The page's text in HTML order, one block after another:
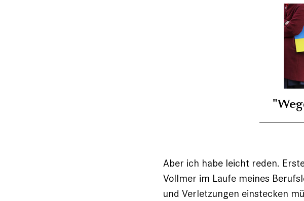
Aber ich habe leicht reden.
Vollmer im Laufe meines
und Verletzungen einstecken